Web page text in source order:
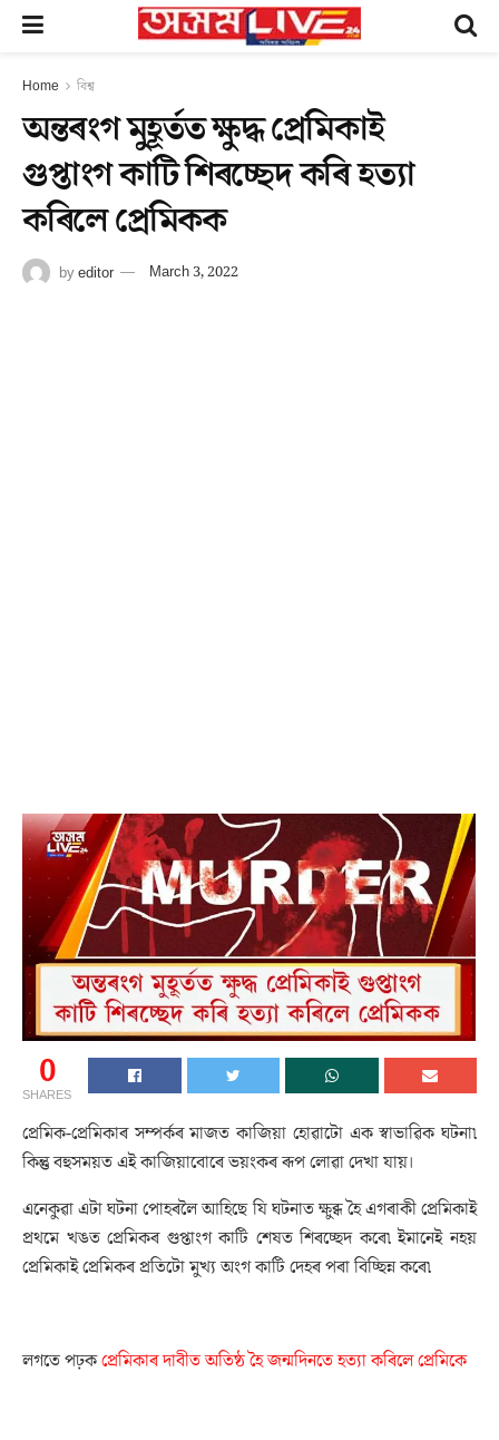
Home বিশ্ব
অন্তৰংগ মুহূৰ্তত ক্ষুদ্ধ প্ৰেমিকাই
গুপ্তাংগ কাটি শিৰচ্ছেদ কৰি হত্যা
কৰিলে প্ৰেমিকক
byeditor March 3, 2022
0
SHARES
প্ৰেমিক-প্ৰেমিকাৰ সম্পৰ্কৰ মাজত কাজিয়া হোৱাটো এক স্বাভাৱিক ঘটনা৷
কিন্তু বহুসময়ত এই কাজিয়াবোৰে ভয়ংকৰ ৰূপ লোৱা দেখা যায়।
এনেকুৱা এটা ঘটনা পোহৰলৈ আহিছে যি ঘটনাত ক্ষুব্ধ হৈ এগৰাকী প্ৰেমিকাই
প্ৰথমে খঙত প্ৰেমিকৰ গুপ্তাংগ কাটি শেষত শিৰচ্ছেদ কৰে৷ ইমানেই নহয়
প্ৰেমিকাই প্ৰেমিকৰ প্ৰতিটো মুখ্য অংগ কাটি দেহৰ পৰা বিচ্ছিন্ন কৰে৷
লগতে পঢ়কপ্ৰেমিকাৰ দাবীত অতিষ্ঠ হৈ জন্মদিনতে হত্যা কৰিলে প্ৰেমিকে